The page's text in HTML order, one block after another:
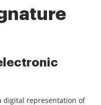
digital representation of